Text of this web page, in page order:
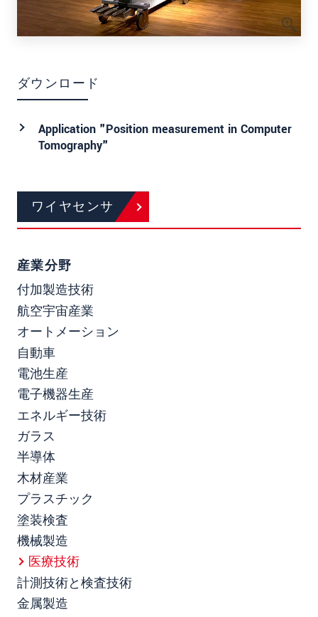
ダウンロード
Application "Position measurement in Computer
Tomography"
ワイヤセンサ
産業分野
付加製造技術
航空宇宙産業
オートメーション
自動車
電池生産
電子機器生産
エネルギー技術
ガラス
半導体
木材産業
プラスチック
塗装検査
機械製造
医療技術
計測技術と検査技術
金属製造